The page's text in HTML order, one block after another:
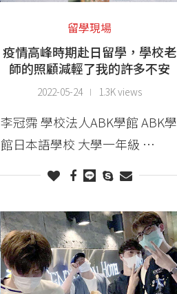
留學現場
疫情高峰時期赴日留學，學校老
師的照顧減輕了我的許多不安
2022-05-24 1.3K views
李冠霈 學校法人ABK學館 ABK學
館日本語學校 大學一年級 …